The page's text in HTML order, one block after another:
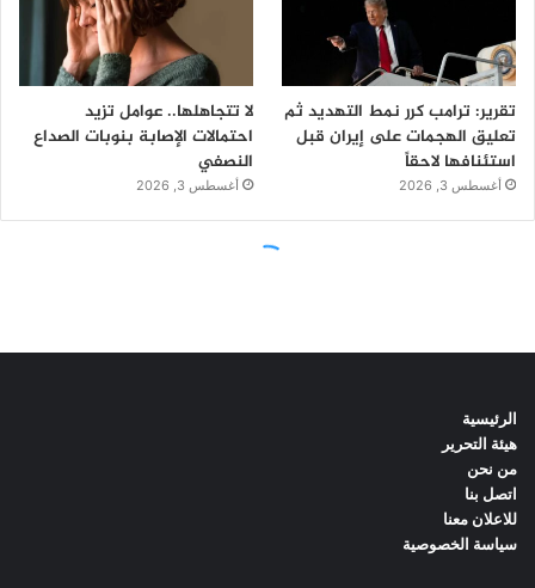
الرئيسية
هيئة التحرير
من نحن
اتصل بنا
للاعلان معنا
سياسة الخصوصية